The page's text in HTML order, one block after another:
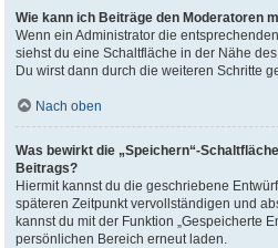
Wie kann ich Beiträge den Moderatoren
Wenn ein Administrator die
siehst du eine Schaltfläche in der Nähe
Du wirst dann durch die weiteren Schritte
Nach oben
Was bewirkt die „Speichern“-
Beitrags?
Hiermit kannst du die geschriebene
späteren Zeitpunkt vervollständigen und
kannst du mit der Funktion „Gespeicherte
persönlichen Bereich erneut laden.